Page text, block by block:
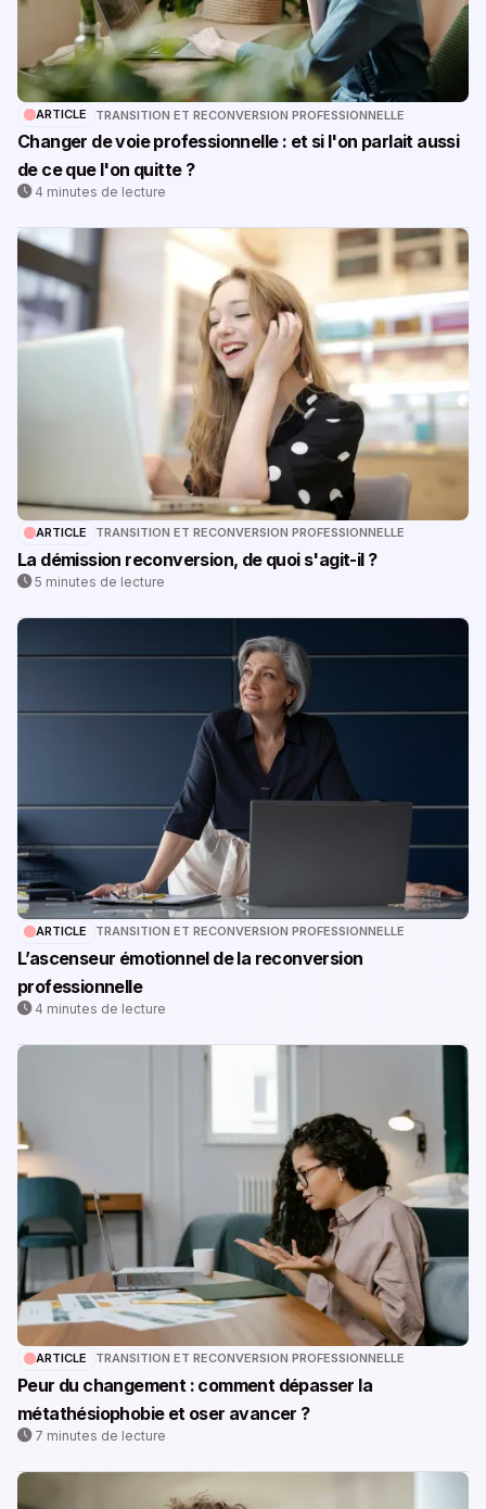
ARTICLE TRANSITION ET RECONVERSION PROFESSIONNELLE
Changer de voie professionnelle : et si l'on parlait aussi
de ce que l'on quitte ?
4 minutes de lecture
ARTICLE TRANSITION ET RECONVERSION PROFESSIONNELLE
La démission reconversion, de quoi s'agit-il ?
5 minutes de lecture
ARTICLE TRANSITION ET RECONVERSION PROFESSIONNELLE
L’ascenseur émotionnel de la reconversion
professionnelle
4 minutes de lecture
ARTICLE TRANSITION ET RECONVERSION PROFESSIONNELLE
Peur du changement : comment dépasser la
métathésiophobie et oser avancer ?
7 minutes de lecture